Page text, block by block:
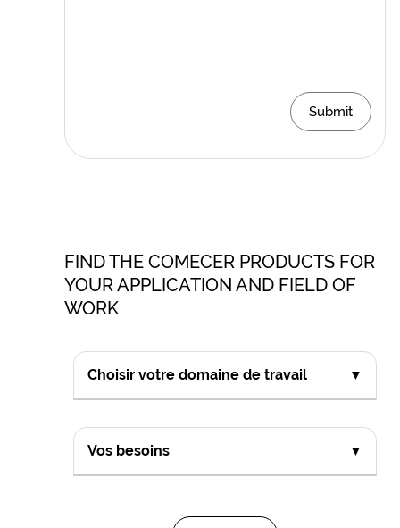
Submit
FIND THE COMECER PRODUCTS FOR
YOUR APPLICATION AND FIELD OF
WORK
Choisir votre domaine de travail ▼
Vos besoins ▼